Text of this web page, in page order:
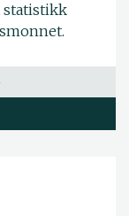
statistikk